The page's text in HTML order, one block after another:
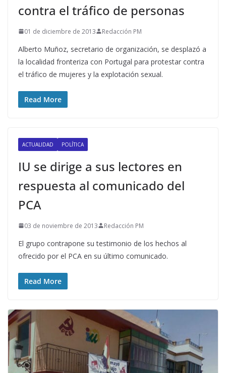
contra el tráfico de personas
01 de diciembre de 2013 Redacción PM
Alberto Muñoz, secretario de organización, se desplazó a
la localidad fronteriza con Portugal para protestar contra
el tráfico de mujeres y la explotación sexual.
Read More
ACTUALIDAD POLÍTICA
IU se dirige a sus lectores en
respuesta al comunicado del
PCA
03 de noviembre de 2013 Redacción PM
El grupo contrapone su testimonio de los hechos al
ofrecido por el PCA en su último comunicado.
Read More